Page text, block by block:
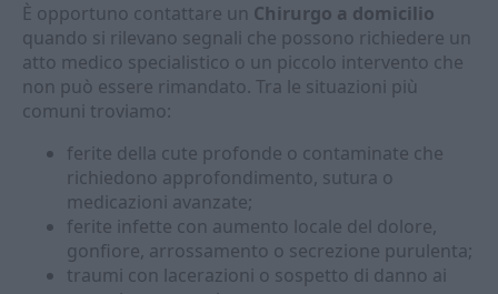
È opportuno contattare un Chirurgo a domicilio
quando si rilevano segnali che possono richiedere un
atto medico specialistico o un piccolo intervento che
non può essere rimandato. Tra le situazioni più
comuni troviamo:
ferite della cute profonde o contaminate che
richiedono approfondimento, sutura o
medicazioni avanzate;
ferite infette con aumento locale del dolore,
gonfiore, arrossamento o secrezione purulenta;
traumi con lacerazioni o sospetto di danno ai